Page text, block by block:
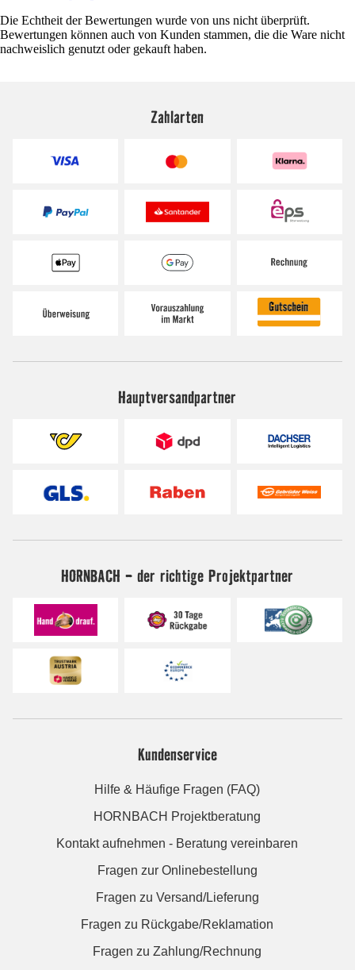
Die Echtheit der Bewertungen wurde von uns nicht überprüft.
Bewertungen können auch von Kunden stammen, die die Ware nicht
nachweislich genutzt oder gekauft haben.
Zahlarten
Hauptversandpartner
HORNBACH - der richtige Projektpartner
Kundenservice
Hilfe & Häufige Fragen (FAQ)
HORNBACH Projektberatung
Kontakt aufnehmen - Beratung vereinbaren
Fragen zur Onlinebestellung
Fragen zu Versand/Lieferung
Fragen zu Rückgabe/Reklamation
Fragen zu Zahlung/Rechnung